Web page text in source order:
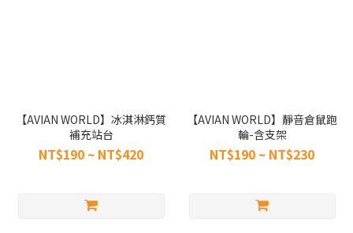
【AVIAN WORLD】冰淇淋鈣質
補充站台
NT$190 ~ NT$420
【AVIAN WORLD】靜音倉鼠跑
輪-含支架
NT$190 ~ NT$230